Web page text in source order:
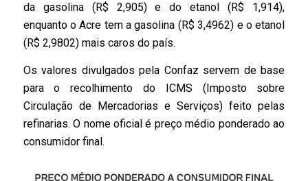
da gasolina (R$ 2,905) e do etanol (R$ 1,914),
enquanto o Acre tem a gasolina (R$ 3,4962) e o etanol
(R$ 2,9802) mais caros do país.
Os valores divulgados pela Confaz servem de base
para o recolhimento do ICMS (Imposto sobre
Circulação de Mercadorias e Serviços) feito pelas
refinarias. O nome oficial é preço médio ponderado ao
consumidor final.